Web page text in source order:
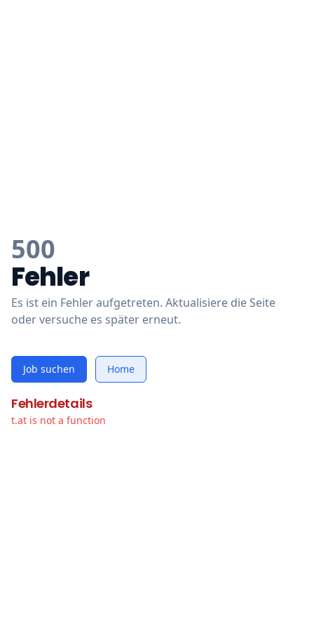
500
Fehler
Es ist ein Fehler aufgetreten. Aktualisiere die Seite
oder versuche es später erneut.
Job suchen Home
Fehlerdetails
t.at is not a function